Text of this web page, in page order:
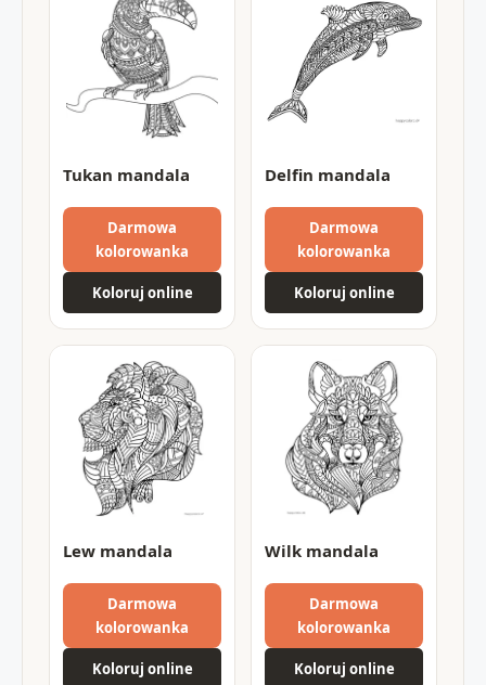
Tukan mandala
Darmowa
kolorowanka
Koloruj online
Delfin mandala
Darmowa
kolorowanka
Koloruj online
Lew mandala
Darmowa
kolorowanka
Koloruj online
Wilk mandala
Darmowa
kolorowanka
Koloruj online